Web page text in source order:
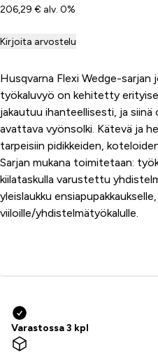
206,29 € alv. 0%
Kirjoita arvostelu
Husqvarna Flexi Wedge-sarjan
työkaluvyö on kehitetty
jakautuu ihanteellisesti, ja siinä
avattava vyönsolki. Kätevä ja
tarpeisiin pidikkeiden,
Sarjan mukana toimitetaan:
kiilataskulla varustettu
yleislaukku
viiloille/yhdistelmätyökalulle.
Varastossa 3 kpl